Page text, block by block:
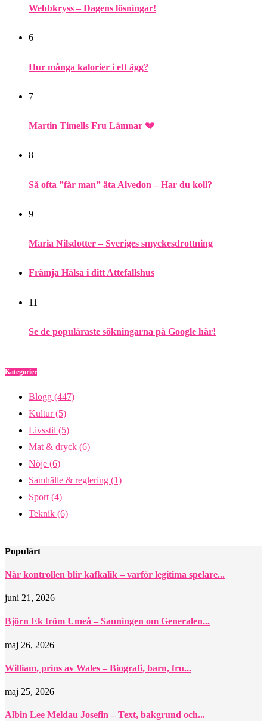
Webbkryss – Dagens lösningar!
6
Hur många kalorier i ett ägg?
7
Martin Timells Fru Lämnar 💔
8
Så ofta ”får man” äta Alvedon – Har du koll?
9
Maria Nilsdotter – Sveriges smyckesdrottning
Främja Hälsa i ditt Attefallshus
11
Se de populäraste sökningarna på Google här!
Kategorier
Blogg (447)
Kultur(5)
Livsstil (5)
Mat & dryck (6)
Nöje (6)
Samhälle & reglering (1)
Sport (4)
Teknik (6)
Populärt
När kontrollen blir kafkalik – varför legitima spelare...
juni 21, 2026
Björn Ek tröm Umeå – Sanningen om Generalen...
maj 26, 2026
William, prins av Wales – Biografi, barn, fru...
maj 25, 2026
Albin Lee Meldau Josefin – Text, bakgrund och...